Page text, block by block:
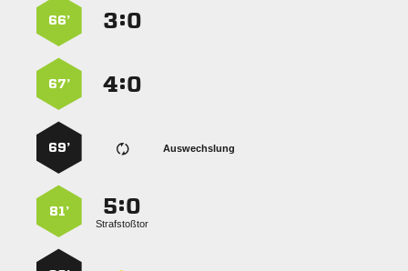
:
66’
:
67’
Auswechslung
69’
:
Strafstoßtor
81’